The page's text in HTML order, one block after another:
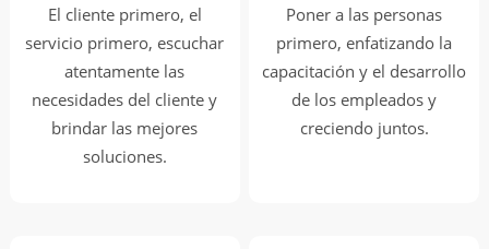
El cliente primero, el
servicio primero, escuchar
atentamente las
necesidades del cliente y
brindar las mejores
soluciones.
Poner a las personas
primero, enfatizando la
capacitación y el desarrollo
de los empleados y
creciendo juntos.